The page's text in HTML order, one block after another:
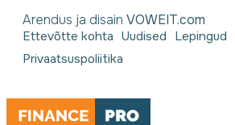
Arendus ja disain VOWEIT.com
Ettevõtte kohta Uudised Lepingud
Privaatsuspoliitika